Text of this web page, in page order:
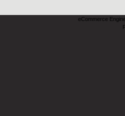
eCommerce